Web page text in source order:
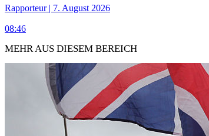
Rapporteur | 7. August 2026
08:46
MEHR AUS DIESEM BEREICH